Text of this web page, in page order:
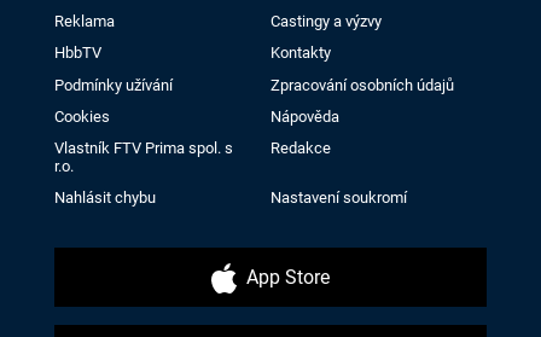
Reklama
Castingy a výzvy
HbbTV
Kontakty
Podmínky užívání
Zpracování osobních údajů
Cookies
Nápověda
Vlastník FTV Prima spol. s
r.o.
Redakce
Nahlásit chybu Nastavení soukromí
App Store